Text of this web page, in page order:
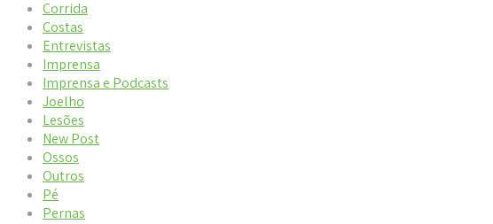
Corrida
Costas
Entrevistas
Imprensa
Imprensa e Podcasts
Joelho
Lesões
New Post
Ossos
Outros
Pé
Pernas